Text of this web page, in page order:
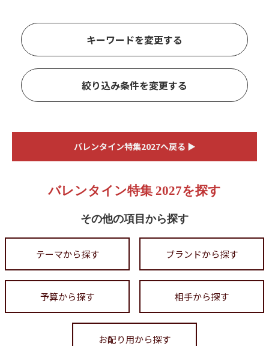
キーワードを変更する
絞り込み条件を変更する
バレンタイン特集2027へ戻る ▶
バレンタイン特集 2027を探す
その他の項目から探す
テーマから探す ブランドから探す
予算から探す 相手から探す
お配り用から探す